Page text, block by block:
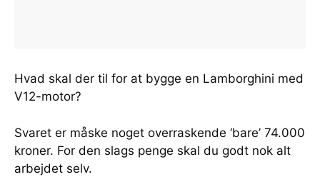
Hvad skal der til for at bygge en Lamborghini med
V12-motor?
Svaret er måske noget overraskende ‘bare’ 74.000
kroner. For den slags penge skal du godt nok alt
arbejdet selv.